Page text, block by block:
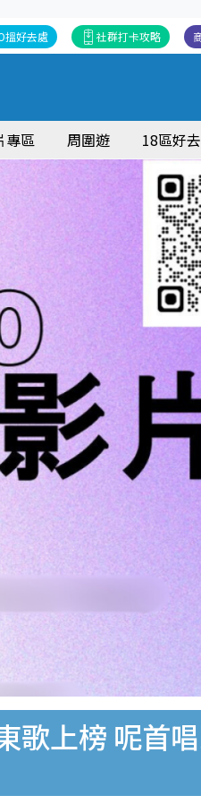
社群打卡攻略
搵好去處
專區 周圍遊 18區好
歌上榜 呢首